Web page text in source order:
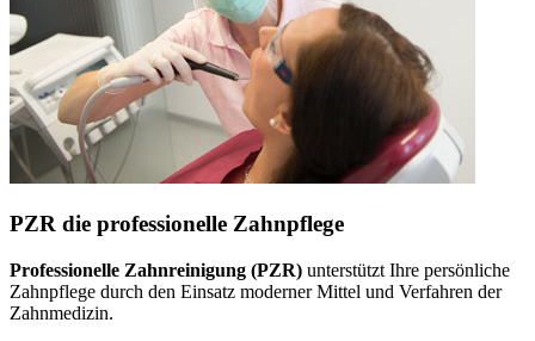
PZR die professionelle Zahnpflege
Professionelle Zahnreinigung (PZR) unterstützt Ihre persönliche
Zahnpflege durch den Einsatz moderner Mittel und Verfahren der
Zahnmedizin.